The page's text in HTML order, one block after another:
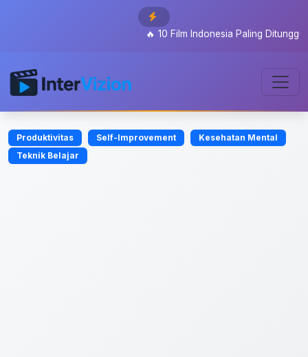
10 Film Indonesia Paling Ditunggu
Produktivitas Self-Improvement
Kesehatan Mental
Teknik Belajar